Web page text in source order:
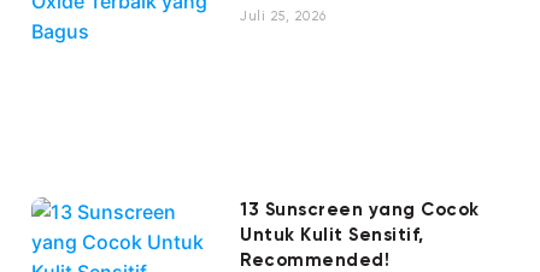
Juli 25, 2026
13 Sunscreen yang Cocok
Untuk Kulit Sensitif,
Recommended!